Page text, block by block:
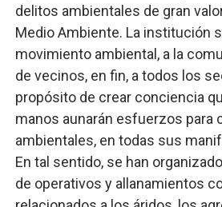
delitos ambientales de gran
Medio Ambiente. La institución
movimiento ambiental, a la
de vecinos, en fin, a todos los
propósito de crear conciencia
manos aunarán esfuerzos para
ambientales, en todas sus
En tal sentido, se han
de operativos y allanamientos